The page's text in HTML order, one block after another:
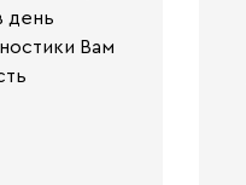
день
Вам